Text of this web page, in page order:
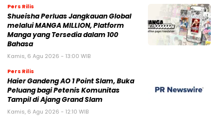
Pers Rilis
Shueisha Perluas Jangkauan Global
melalui MANGA MILLION, Platform
Manga yang Tersedia dalam 100
Bahasa
Kamis, 6 Agu 2026 - 13:00 WIB
Pers Rilis
Haier Gandeng AO 1 Point Slam, Buka
Peluang bagi Petenis Komunitas
Tampil di Ajang Grand Slam
Kamis, 6 Agu 2026 - 12:10 WIB